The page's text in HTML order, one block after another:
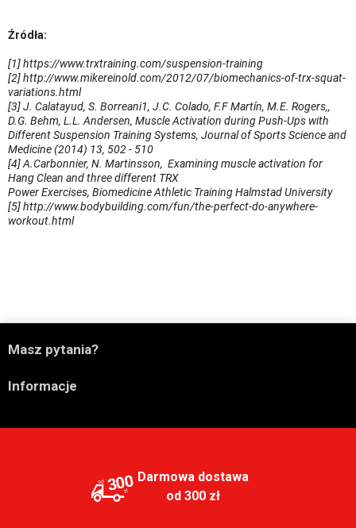
Źródła:
[1] https://www.trxtraining.com/suspension-training
[2] http://www.mikereinold.com/2012/07/biomechanics-of-trx-squat-
variations.html
[3] J. Calatayud, S. Borreani1, J.C. Colado, F.F Martín, M.E. Rogers,,
D.G. Behm, L.L. Andersen, Muscle Activation during Push-Ups with
Different Suspension Training Systems, Journal of Sports Science and
Medicine (2014) 13, 502 - 510
[4] A.Carbonnier, N. Martinsson, Examining muscle activation for
Hang Clean and three different TRX
Power Exercises, Biomedicine Athletic Training Halmstad University
[5] http://www.bodybuilding.com/fun/the-perfect-do-anywhere-
workout.html
Masz pytania?
Informacje
300 Darmowa dostawa
od 300 zł